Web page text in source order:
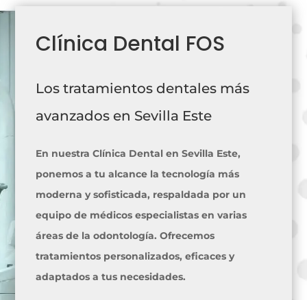
Clínica Dental FOS
Los tratamientos dentales más
avanzados en Sevilla Este
En nuestra Clínica Dental en Sevilla Este,
ponemos a tu alcance la tecnología más
moderna y sofisticada, respaldada por un
equipo de médicos especialistas en varias
áreas de la odontología. Ofrecemos
tratamientos personalizados, eficaces y
adaptados a tus necesidades.